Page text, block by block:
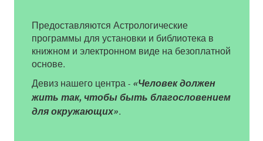
Предоставляются Астрологические
программы для установки и библиотека в
книжном и электронном виде на безоплатной
основе.
Девиз нашего центра- «Человек должен
жить так, чтобы быть благословением
для окружающих».